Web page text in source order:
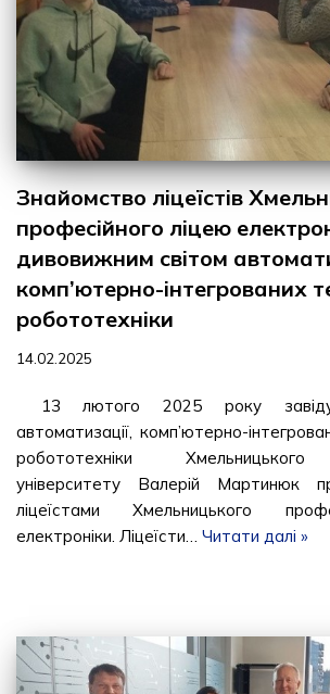
Знайомство ліцеїстів
професійного ліцею
дивовижним світом
комп’ютерно-інтегрованих
робототехніки
14.02.2025
13 лютого 2025 року
автоматизації, комп’ютерно-
робототехніки Хмельницького
університету Валерій Мартинюк
ліцеїстами Хмельницького
електроніки. Ліцеїсти… Читати далі »